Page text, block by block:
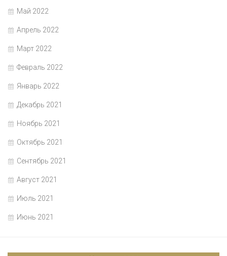
Май 2022
Апрель 2022
Март 2022
Февраль 2022
Январь 2022
Декабрь 2021
Ноябрь 2021
Октябрь 2021
Сентябрь 2021
Август 2021
Июль 2021
Июнь 2021